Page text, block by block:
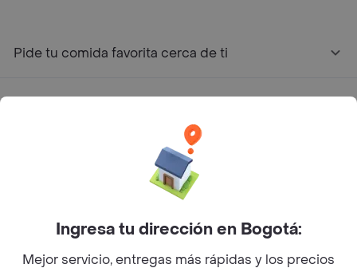
Pide tu comida favorita cerca de ti
Categorías
Ingresa tu dirección en Bogotá:
Mejor servicio, entregas más rápidas y los precios